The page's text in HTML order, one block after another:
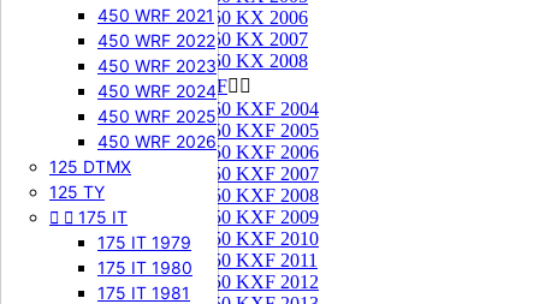
450 WRF 2021
450 WRF 2022
450 WRF 2023
450 WRF 2024
450 WRF 2025
450 WRF 2026
125 DTMX
125 TY
  175 IT
175 IT 1979
175 IT 1980
175 IT 1981
250 KX 2006
250 KX 2007
250 KX 2008
250 KXF 
250 KXF 2004
250 KXF 2005
250 KXF 2006
250 KXF 2007
250 KXF 2008
250 KXF 2009
250 KXF 2010
250 KXF 2011
250 KXF 2012